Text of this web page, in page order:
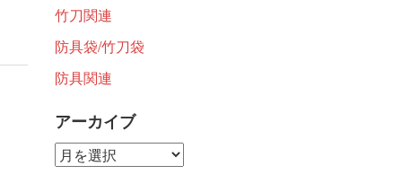
竹刀関連
防具袋/竹刀袋
防具関連
アーカイブ
ア